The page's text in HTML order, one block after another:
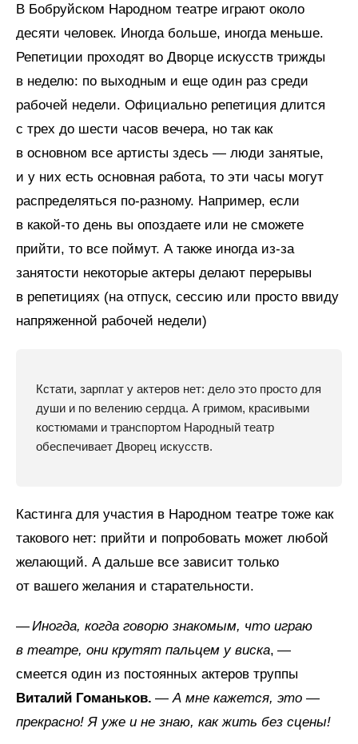
В Бобруйском Народном театре играют около
десяти человек. Иногда больше, иногда меньше.
Репетиции проходят во Дворце искусств трижды
в неделю: по выходным и еще один раз среди
рабочей недели. Официально репетиция длится
с трех до шести часов вечера, но так как
в основном все артисты здесь — люди занятые,
и у них есть основная работа, то эти часы могут
распределяться по-разному. Например, если
в какой-то день вы опоздаете или не сможете
прийти, то все поймут. А также иногда из-за
занятости некоторые актеры делают перерывы
в репетициях (на отпуск, сессию или просто ввиду
напряженной рабочей недели)
Кстати, зарплат у актеров нет: дело это просто для
души и по велению сердца. А гримом, красивыми
костюмами и транспортом Народный театр
обеспечивает Дворец искусств.
Кастинга для участия в Народном театре тоже как
такового нет: прийти и попробовать может любой
желающий. А дальше все зависит только
от вашего желания и старательности.
—Иногда, когда говорю знакомым, что играю
в театре, они крутят пальцем у виска, —
смеется один из постоянных актеров труппы
Виталий Гоманьков. —А мне кажется, это —
прекрасно! Я уже и не знаю, как жить без сцены!